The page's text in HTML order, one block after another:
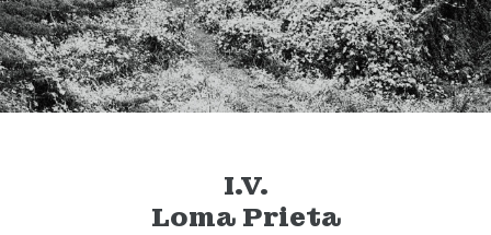
I.V.
Loma Prieta